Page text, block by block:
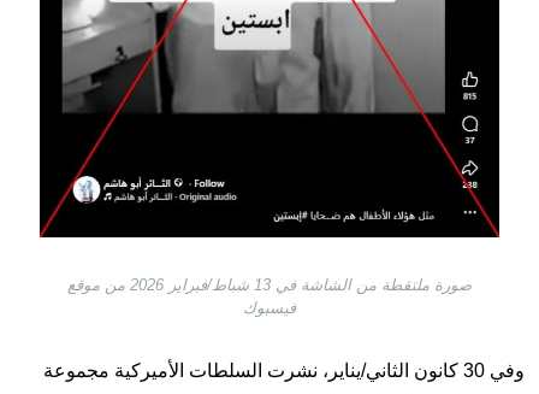
صورة ملتقطة من الشاشة في 13 شباط/فبراير 2026 من موقع
فيسبوك
وفي 30 كانون الثاني/يناير، نشرت السلطات الأميركية مجموعة